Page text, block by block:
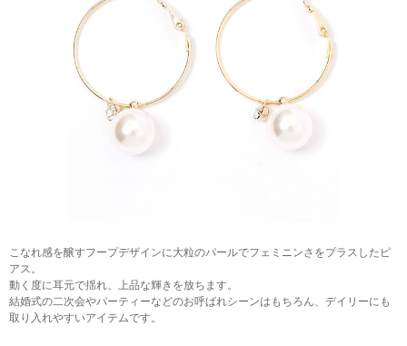
こなれ感を醸すフープデザインに大粒のパールでフェミニンさをプラスしたピ
アス。
動く度に耳元で揺れ、上品な輝きを放ちます。
結婚式の二次会やパーティーなどのお呼ばれシーンはもちろん、デイリーにも
取り入れやすいアイテムです。